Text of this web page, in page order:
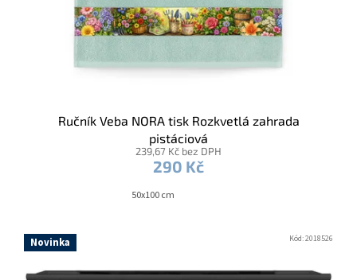
Ručník Veba NORA tisk Rozkvetlá zahrada
pistáciová
239,67 Kč bez DPH
290 Kč
50x100 cm
Novinka Kód:2018526